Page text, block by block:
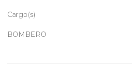
Cargo(s):
BOMBERO